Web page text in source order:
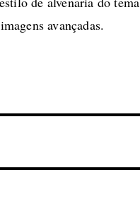
avançadas.